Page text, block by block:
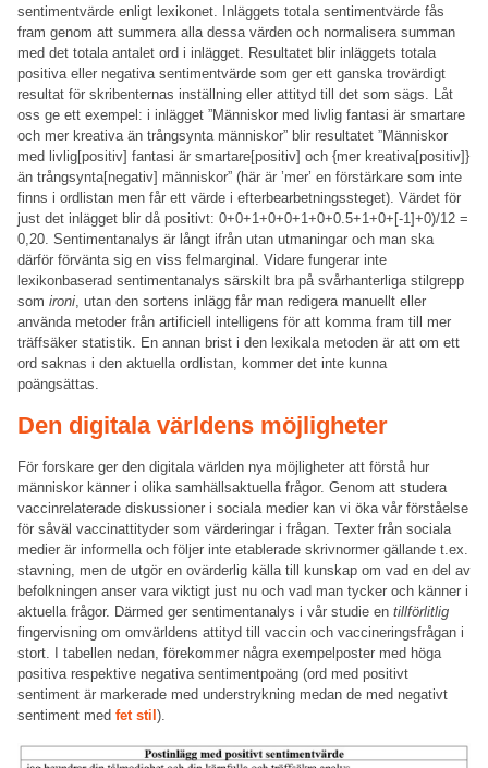
sentimentvärde enligt lexikonet. Inläggets totala sentimentvärde fås
fram genom att summera alla dessa värden och normalisera summan
med det totala antalet ord i inlägget. Resultatet blir inläggets totala
positiva eller negativa sentimentvärde som ger ett ganska trovärdigt
resultat för skribenternas inställning eller attityd till det som sägs. Låt
oss ge ett exempel: i inlägget ”Människor med livlig fantasi är smartare
och mer kreativa än trångsynta människor” blir resultatet ”Människor
med livlig[positiv] fantasi är smartare[positiv] och {mer kreativa[positiv]}
än trångsynta[negativ] människor” (här är ’mer’ en förstärkare som inte
finns i ordlistan men får ett värde i efterbearbetningssteget). Värdet för
just det inlägget blir då positivt: 0+0+1+0+0+1+0+0.5+1+0+[-1]+0)/12 =
0,20. Sentimentanalys är långt ifrån utan utmaningar och man ska
därför förvänta sig en viss felmarginal. Vidare fungerar inte
lexikonbaserad sentimentanalys särskilt bra på svårhanterliga stilgrepp
som ironi , utan den sortens inlägg får man redigera manuellt eller
använda metoder från artificiell intelligens för att komma fram till mer
träffsäker statistik. En annan brist i den lexikala metoden är att om ett
ord saknas i den aktuella ordlistan, kommer det inte kunna
poängsättas.
Den digitala världens möjligheter
För forskare ger den digitala världen nya möjligheter att förstå hur
människor känner i olika samhällsaktuella frågor. Genom att studera
vaccinrelaterade diskussioner i sociala medier kan vi öka vår förståelse
för såväl vaccinattityder som värderingar i frågan. Texter från sociala
medier är informella och följer inte etablerade skrivnormer gällande t.ex.
stavning, men de utgör en ovärderlig källa till kunskap om vad en del av
befolkningen anser vara viktigt just nu och vad man tycker och känner i
aktuella frågor. Därmed ger sentimentanalys i vår studie en tillförlitlig
fingervisning om omvärldens attityd till vaccin och vaccineringsfrågan i
stort. I tabellen nedan, förekommer några exempelposter med höga
positiva respektive negativa sentimentpoäng (ord med positivt
sentiment är markerade med understrykning medan de med negativt
sentiment med fet stil ).